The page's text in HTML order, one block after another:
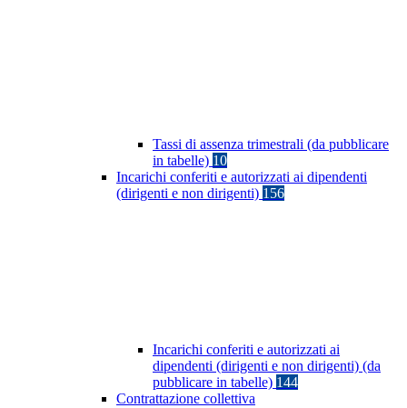
Tassi di assenza trimestrali (da pubblicare
in tabelle) 10
Incarichi conferiti e autorizzati ai dipendenti
(dirigenti e non dirigenti) 156
Incarichi conferiti e autorizzati ai
dipendenti (dirigenti e non dirigenti) (da
pubblicare in tabelle) 144
Contrattazione collettiva